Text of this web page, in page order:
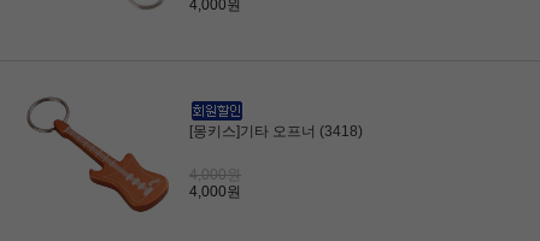
4,000원
[몽키스]기타 오프너 (3418)
4,000원
4,000원